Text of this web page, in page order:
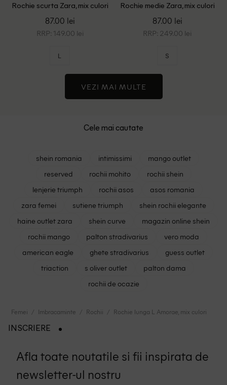
Rochie scurta Zara, mix culori
87.00 lei
RRP: 149.00 lei
L
Rochie medie Zara, mix culori
87.00 lei
RRP: 249.00 lei
S
VEZI MAI MULTE
Cele mai cautate
shein romania intimissimi
mango outlet
reserved
rochii mohito
rochii shein
lenjerie triumph
rochii asos
asos romania
zara femei
sutiene triumph
shein rochii elegante
haine outlet zara
shein curve
magazin online shein
rochii mango
palton stradivarius
vero moda
american eagle
ghete stradivarius
guess outlet
triaction
s oliver outlet
palton dama
rochii de ocazie
Femei Imbracaminte Rochii Rochie lunga L Amorae, mix culori
INSCRIERE
Afla toate noutatile si fii inspirata de
newsletter-ul nostru